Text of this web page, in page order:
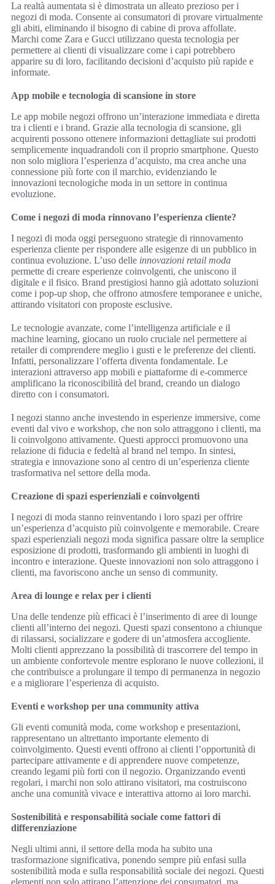
La realtà aumentata si è dimostrata un alleato prezioso per i
negozi di moda. Consente ai consumatori di provare virtualmente
gli abiti, eliminando il bisogno di cabine di prova affollate.
Marchi come Zara e Gucci utilizzano questa tecnologia per
permettere ai clienti di visualizzare come i capi potrebbero
apparire su di loro, facilitando decisioni d’acquisto più rapide e
informate.
App mobile e tecnologia di scansione in store
Le app mobile negozi offrono un’interazione immediata e diretta
tra i clienti e i brand. Grazie alla tecnologia di scansione, gli
acquirenti possono ottenere informazioni dettagliate sui prodotti
semplicemente inquadrandoli con il proprio smartphone. Questo
non solo migliora l’esperienza d’acquisto, ma crea anche una
connessione più forte con il marchio, evidenziando le
innovazioni tecnologiche moda in un settore in continua
evoluzione.
Come i negozi di moda rinnovano l’esperienza cliente?
I negozi di moda oggi perseguono strategie di rinnovamento
esperienza cliente per rispondere alle esigenze di un pubblico in
continua evoluzione. L’uso delle innovazioni retail moda
permette di creare esperienze coinvolgenti, che uniscono il
digitale e il fisico. Brand prestigiosi hanno già adottato soluzioni
come i pop-up shop, che offrono atmosfere temporanee e uniche,
attirando visitatori con proposte esclusive.
Le tecnologie avanzate, come l’intelligenza artificiale e il
machine learning, giocano un ruolo cruciale nel permettere ai
retailer di comprendere meglio i gusti e le preferenze dei clienti.
Infatti, personalizzare l’offerta diventa fondamentale. Le
interazioni attraverso app mobili e piattaforme di e-commerce
amplificano la riconoscibilità del brand, creando un dialogo
diretto con i consumatori.
I negozi stanno anche investendo in esperienze immersive, come
eventi dal vivo e workshop, che non solo attraggono i clienti, ma
li coinvolgono attivamente. Questi approcci promuovono una
relazione di fiducia e fedeltà al brand nel tempo. In sintesi,
strategia e innovazione sono al centro di un’esperienza cliente
trasformativa nel settore della moda.
Creazione di spazi esperienziali e coinvolgenti
I negozi di moda stanno reinventando i loro spazi per offrire
un’esperienza d’acquisto più coinvolgente e memorabile. Creare
spazi esperienziali negozi moda significa passare oltre la semplice
esposizione di prodotti, trasformando gli ambienti in luoghi di
incontro e interazione. Queste innovazioni non solo attraggono i
clienti, ma favoriscono anche un senso di community.
Area di lounge e relax per i clienti
Una delle tendenze più efficaci è l’inserimento di aree di lounge
clienti all’interno dei negozi. Questi spazi consentono a chiunque
di rilassarsi, socializzare e godere di un’atmosfera accogliente.
Molti clienti apprezzano la possibilità di trascorrere del tempo in
un ambiente confortevole mentre esplorano le nuove collezioni, il
che contribuisce a prolungare il tempo di permanenza in negozio
e a migliorare l’esperienza di acquisto.
Eventi e workshop per una community attiva
Gli eventi comunità moda, come workshop e presentazioni,
rappresentano un altrettanto importante elemento di
coinvolgimento. Questi eventi offrono ai clienti l’opportunità di
partecipare attivamente e di apprendere nuove competenze,
creando legami più forti con il negozio. Organizzando eventi
regolari, i marchi non solo attirano visitatori, ma costruiscono
anche una comunità vivace e interattiva attorno ai loro marchi.
Sostenibilità e responsabilità sociale come fattori di
differenziazione
Negli ultimi anni, il settore della moda ha subito una
trasformazione significativa, ponendo sempre più enfasi sulla
sostenibilità moda e sulla responsabilità sociale dei negozi. Questi